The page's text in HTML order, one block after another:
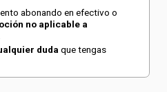
abonando en efectivo o
no aplicable a
duda que tengas